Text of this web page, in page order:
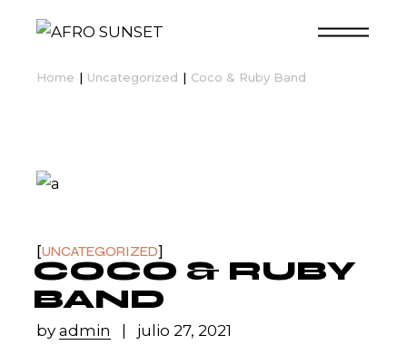
Home Uncategorized Coco & Ruby Band
UNCATEGORIZED
COCO & RUBY
BAND
byadmin julio 27, 2021